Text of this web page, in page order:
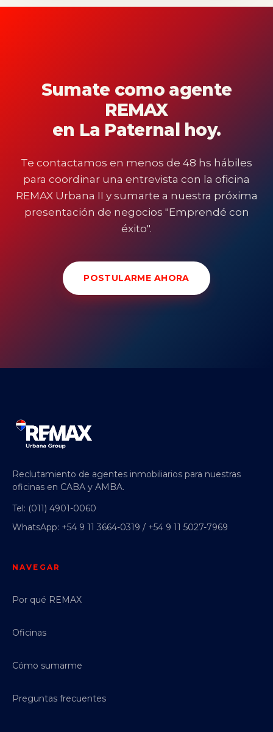
Sumate como agente
REMAX
en La Paternal hoy.
Te contactamos en menos de 48 hs hábiles
para coordinar una entrevista con la oficina
REMAX Urbana II y sumarte a nuestra próxima
presentación de negocios "Emprendé con
éxito".
POSTULARME AHORA
Reclutamiento de agentes inmobiliarios para nuestras
oficinas en CABA y AMBA.
Tel: (011) 4901-0060
WhatsApp: +54 9 11 3664-0319 / +54 9 11 5027-7969
NAVEGAR
Por qué REMAX
Oficinas
Cómo sumarme
Preguntas frecuentes